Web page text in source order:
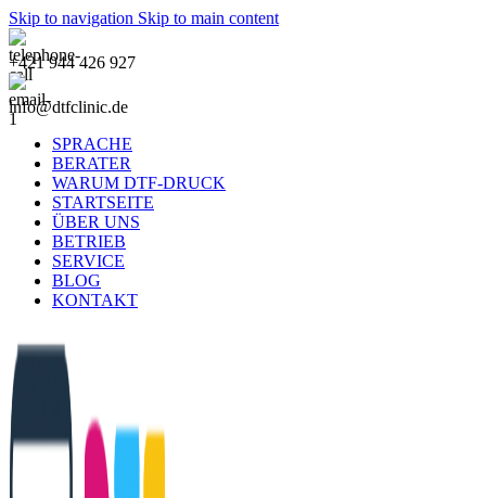
Skip to navigation Skip to main content
+421 944 426 927
info@dtfclinic.de
SPRACHE
BERATER
WARUM DTF-DRUCK
STARTSEITE
ÜBER UNS
BETRIEB
SERVICE
BLOG
KONTAKT